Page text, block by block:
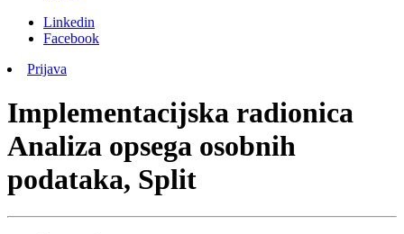
Linkedin
Facebook
Prijava
Implementacijska radionica
Analiza opsega osobnih
podataka, Split